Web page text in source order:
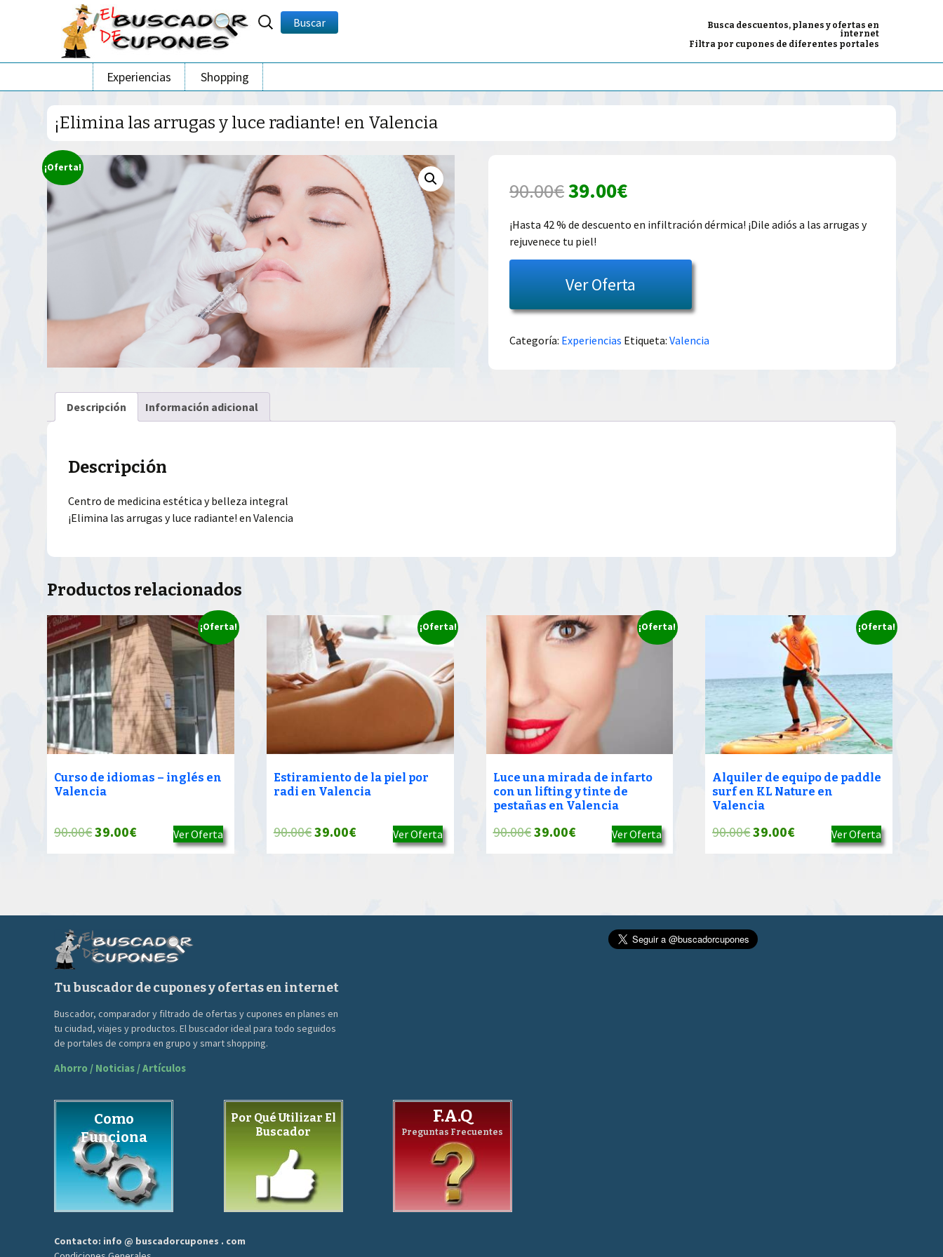
Busca descuentos, planes y ofertas en
internet
Filtra por cupones de diferentes portales
Buscar
por:
Buscar
Ir
al
contenido
Experiencias Shopping
¡Elimina las arrugas y luce radiante! en Valencia
¡Oferta!
90.00€El
precio
original
era:
90.00€.
39.00€El
precio
es:
39.00€.
¡Hasta 42 % de descuento en infiltración dérmica! ¡Dile adiós a las arrugas y
rejuvenece tu piel!
Ver Oferta
Categoría: Experiencias Etiqueta:Valencia
Descripción Información adicional
Descripción
Centro de medicina estética y belleza integral
¡Elimina las arrugas y luce radiante! en Valencia
Productos relacionados
¡Oferta!
Curso de idiomas – inglés en
Valencia
90.00€El
90.00€.
39.00€El
39.00€.
Ver Oferta
¡Oferta!
Estiramiento de la piel por
radi en Valencia
90.00€El
precio
90.00€.
39.00€El
39.00€.
Ver Oferta
¡Oferta!
Luce una mirada de infarto
con un lifting y tinte de
pestañas en Valencia
90.00€El
90.00€.
39.00€El
39.00€.
Ver Oferta
¡Oferta!
Alquiler de equipo de paddle
surf en KL Nature en
Valencia
90.00€El
90.00€.
39.00€El
precio
39.00€.
Ver Oferta
Tu buscador de cupones y ofertas en internet
Buscador, comparador y filtrado de ofertas y cupones en planes en
tu ciudad, viajes y productos. El buscador ideal para todo seguidos
de portales de compra en grupo y smart shopping.
Ahorro / Noticias / Artículos
Como
Funciona
Por Qué Utilizar El
Buscador
F.A.Q
Preguntas Frecuentes
Contacto: info @ buscadorcupones . com